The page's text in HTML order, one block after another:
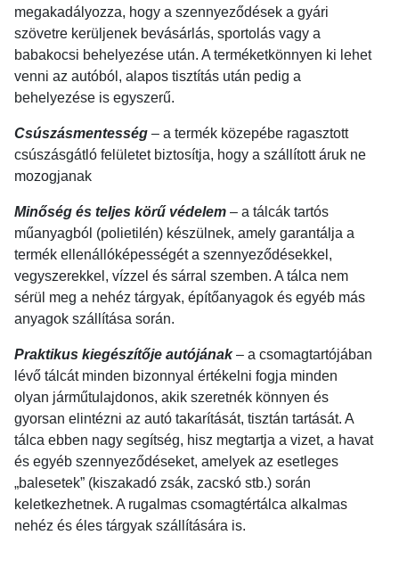
megakadályozza, hogy a szennyeződések a gyári
szövetre kerüljenek bevásárlás, sportolás vagy a
babakocsi behelyezése után. A terméketkönnyen ki lehet
venni az autóból, alapos tisztítás után pedig a
behelyezése is egyszerű.
Csúszásmentesség – a termék közepébe ragasztott
csúszásgátló felületet biztosítja, hogy a szállított áruk ne
mozogjanak
Minőség és teljes körű védelem – a tálcák tartós
műanyagból (polietilén) készülnek, amely garantálja a
termék ellenállóképességét a szennyeződésekkel,
vegyszerekkel, vízzel és sárral szemben. A tálca nem
sérül meg a nehéz tárgyak, építőanyagok és egyéb más
anyagok szállítása során.
Praktikus kiegészítője autójának– a csomagtartójában
lévő tálcát minden bizonnyal értékelni fogja minden
olyan járműtulajdonos, akik szeretnék könnyen és
gyorsan elintézni az autó takarítását, tisztán tartását. A
tálca ebben nagy segítség, hisz megtartja a vizet, a havat
és egyéb szennyeződéseket, amelyek az esetleges
„balesetek” (kiszakadó zsák, zacskó stb.) során
keletkezhetnek. A rugalmas csomagtértálca alkalmas
nehéz és éles tárgyak szállítására is.